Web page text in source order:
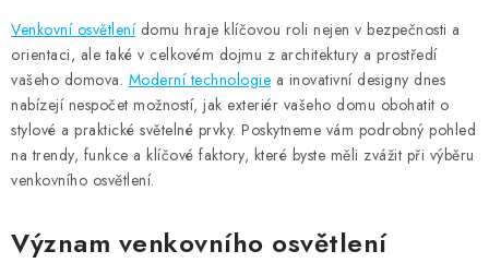
SHOWROOM
KE STAŽENÍ
Venkovní osvětlenídomu hraje klíčovou roli nejen v bezpečnosti a
orientaci, ale také v celkovém dojmu z architektury a prostředí
vašeho domova. Moderní technologie a inovativní designy dnes
nabízejí nespočet možností, jak exteriér vašeho domu obohatit o
stylové a praktické světelné prvky. Poskytneme vám podrobný pohled
na trendy, funkce a klíčové faktory, které byste měli zvážit při výběru
venkovního osvětlení.
Význam venkovního osvětlení